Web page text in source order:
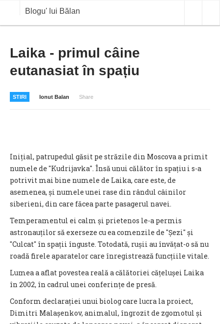
Blogu' lui Bălan
OPINII
ANALIZE
COTATII BVB
Laika - primul câine
eutanasiat în spațiu
STIRI Ionut Balan Share
Inițial, patrupedul găsit pe străzile din Moscova a primit
numele de "Kudrijavka". Însă unui călător în spațiu i s-a
potrivit mai bine numele de Laika, care este, de
asemenea, și numele unei rase din rândul câinilor
siberieni, din care făcea parte pasagerul navei.
Temperamentul ei calm și prietenos le-a permis
astronauților să exerseze cu ea comenzile de "Șezi" și
"Culcat" în spații înguste. Totodată, rușii au învățat-o să nu
roadă firele aparatelor care înregistrează funcțiile vitale.
Lumea a aflat povestea reală a călătoriei cățelușei Laika
în 2002, în cadrul unei conferințe de presă.
Conform declarației unui biolog care lucra la proiect,
Dimitri Malașenkov, animalul, îngrozit de zgomotul și